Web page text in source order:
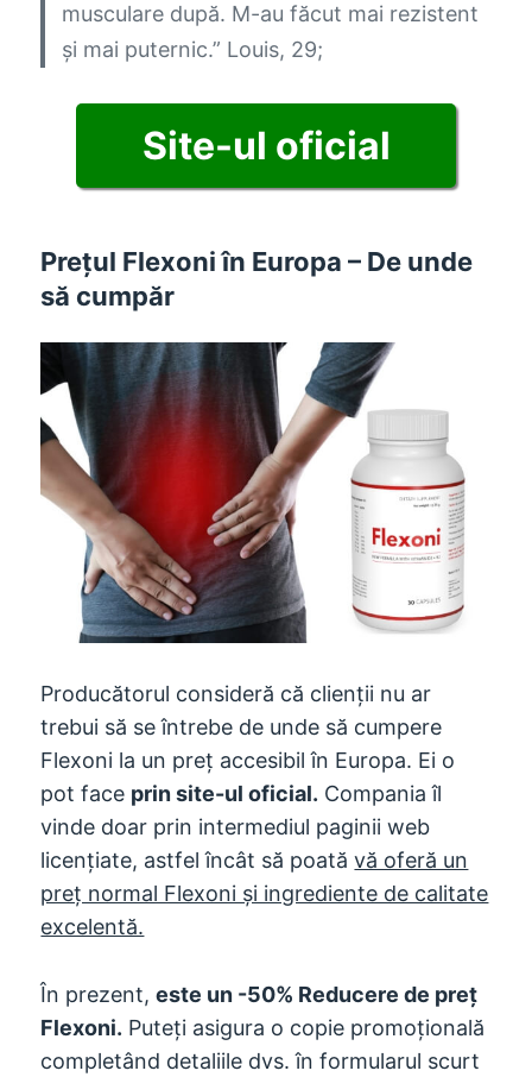
musculare după. M-au făcut mai rezistent
și mai puternic.” Louis, 29;
Site-ul oficial
Prețul Flexoni în Europa – De unde
să cumpăr
Producătorul consideră că clienții nu ar
trebui să se întrebe de unde să cumpere
Flexoni la un preț accesibil în Europa. Ei o
pot face prin site-ul oficial. Compania îl
vinde doar prin intermediul paginii web
licențiate, astfel încât să poatăvă oferă un
preț normal Flexoni și ingrediente de calitate
excelentă.
În prezent,este un -50% Reducere de preț
Flexoni. Puteți asigura o copie promoțională
completând detaliile dvs. în formularul scurt